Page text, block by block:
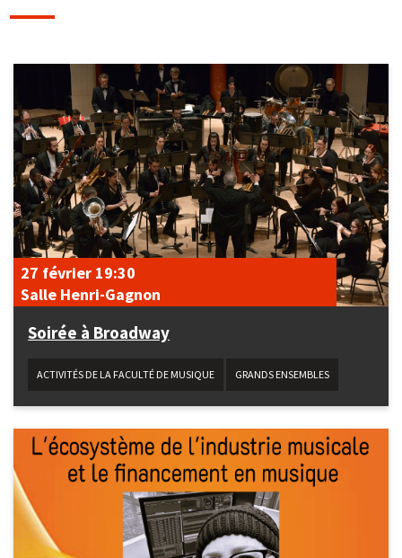
Soirée à Broadway
27 février 19:30
Salle Henri-Gagnon
ACTIVITÉS DE LA FACULTÉ DE MUSIQUE GRANDS ENSEMBLES